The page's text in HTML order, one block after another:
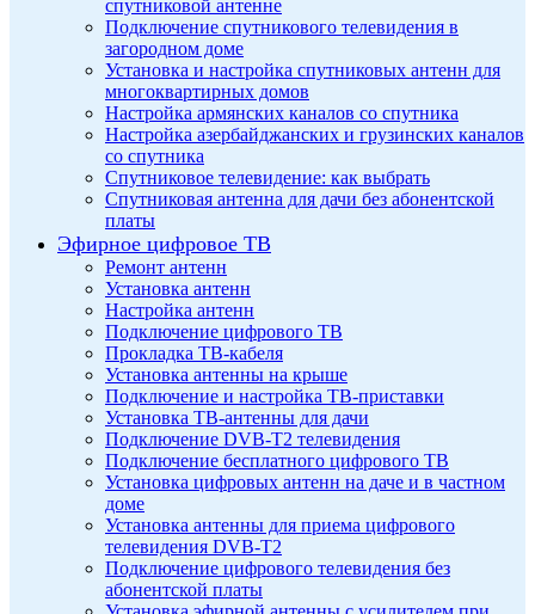
спутниковой антенне
Подключение спутникового телевидения в
загородном доме
Установка и настройка спутниковых антенн для
многоквартирных домов
Настройка армянских каналов со спутника
Настройка азербайджанских и грузинских каналов
со спутника
Спутниковое телевидение: как выбрать
Спутниковая антенна для дачи без абонентской
платы
Эфирное цифровое ТВ
Ремонт антенн
Установка антенн
Настройка антенн
Подключение цифрового ТВ
Прокладка ТВ-кабеля
Установка антенны на крыше
Подключение и настройка ТВ-приставки
Установка ТВ-антенны для дачи
Подключение DVB-T2 телевидения
Подключение бесплатного цифрового ТВ
Установка цифровых антенн на даче и в частном
доме
Установка антенны для приема цифрового
телевидения DVB-T2
Подключение цифрового телевидения без
абонентской платы